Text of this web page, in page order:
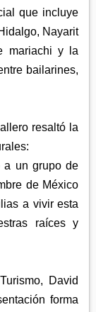
que incluye
Nayarit
mariachi y la
bailarines,
resaltó la
a un grupo de
de México
a vivir esta
raíces y
David
forma